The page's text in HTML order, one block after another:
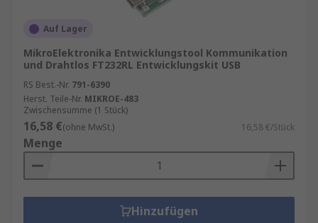
Auf Lager
MikroElektronika Entwicklungstool Kommunikation
und Drahtlos FT232RL Entwicklungskit USB
RS Best.-Nr. 791-6390
Herst. Teile-Nr. MIKROE-483
Zwischensumme (1 Stück)
16,58 €(ohne MwSt.) 16,58 €/Stück
Menge
Hinzufügen